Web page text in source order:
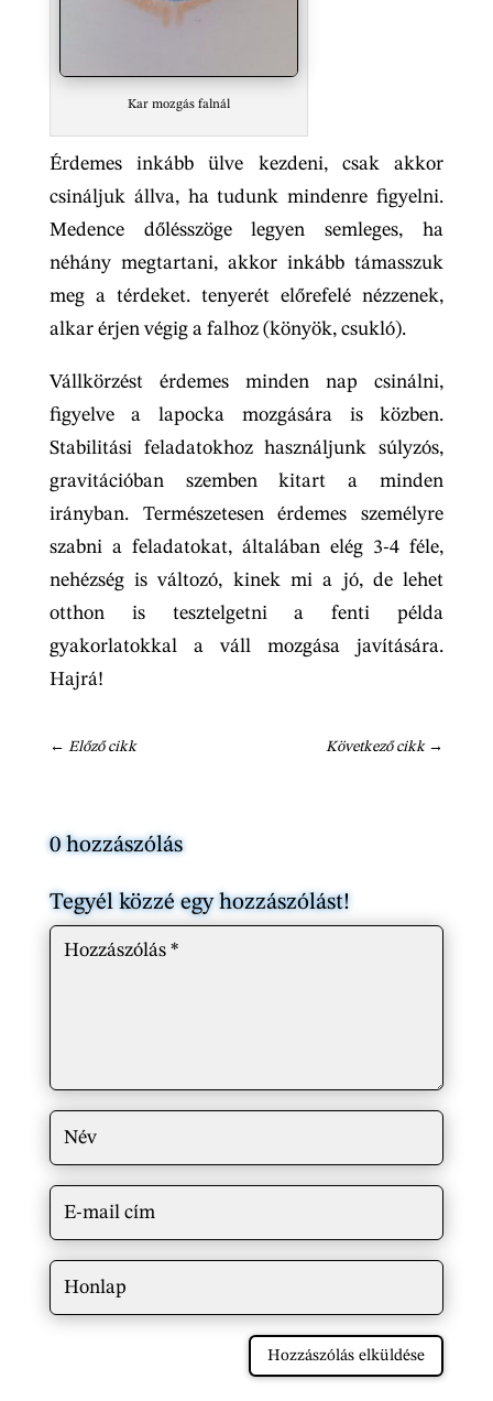
Kar mozgás falnál
Érdemes inkább ülve kezdeni, csak akkor
csináljuk állva, ha tudunk mindenre figyelni.
Medence dőlésszöge legyen semleges, ha
néhány megtartani, akkor inkább támasszuk
meg a térdeket. tenyerét előrefelé nézzenek,
alkar érjen végig a falhoz (könyök, csukló).
Vállkörzést érdemes minden nap csinálni,
figyelve a lapocka mozgására is közben.
Stabilitási feladatokhoz használjunk súlyzós,
gravitációban szemben kitart a minden
irányban. Természetesen érdemes személyre
szabni a feladatokat, általában elég 3-4 féle,
nehézség is változó, kinek mi a jó, de lehet
otthon is tesztelgetni a fenti példa
gyakorlatokkal a váll mozgása javítására.
Hajrá!
← Előző cikk Következő cikk→
0 hozzászólás
Tegyél közzé egy hozzászólást!
Hozzászólás elküldése